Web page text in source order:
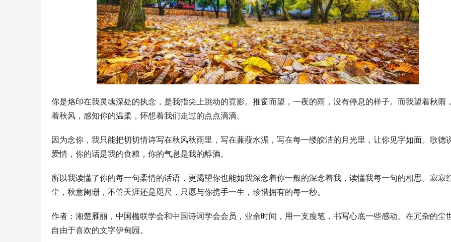
你是烙印在我灵魂深处的执念，是我指尖上跳动的霓影。推窗而望，一夜的雨，没有停息的样子。而我望着秋雨
着秋风，感知你的温柔，怀想着我们走过的点点滴滴。
因为念你，我只能把切切情诗写在秋风秋雨里，写在蒹葭水湄，写在每一缕皎洁的月光里，让你见字如面。歌德
爱情，你的话是我的食粮，你的气息是我的醇酒。
所以我读懂了你的每一句柔情的话语，更渴望你也能如我深念着你一般的深念着我，读懂我每一句的相思。寂寂
尘，秋意阑珊，不管天涯还是咫尺，只愿与你携手一生，珍惜拥有的每一秒。
作者：湘楚雁丽，中国楹联学会和中国诗词学会会员，业余时间，用一支瘦笔，书写心底一些感动。在冗杂的尘
自由于喜欢的文字伊甸园。